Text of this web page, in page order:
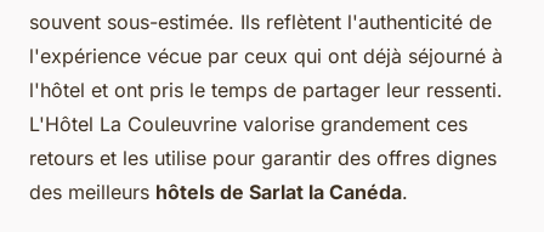
souvent sous-estimée. Ils reflètent l'authenticité de
l'expérience vécue par ceux qui ont déjà séjourné à
l'hôtel et ont pris le temps de partager leur ressenti.
L'Hôtel La Couleuvrine valorise grandement ces
retours et les utilise pour garantir des offres dignes
des meilleurs hôtels de Sarlat la Canéda.